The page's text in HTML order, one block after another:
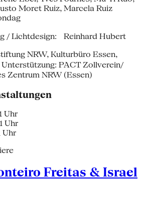
Moret Ruiz, Marcela Ruiz
/ Lichtdesign: Reinhard Hubert
NRW, Kulturbüro Essen,
PACT Zollverein/
Zentrum NRW (Essen)
Uhr
Uhr
Uhr
Freitas & Israel